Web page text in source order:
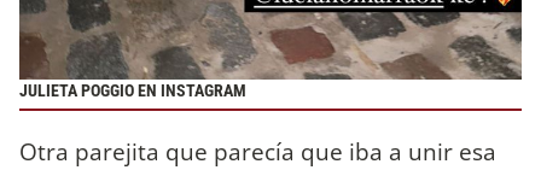
JULIETA POGGIO EN INSTAGRAM
Otra parejita que parecía que iba a unir esa